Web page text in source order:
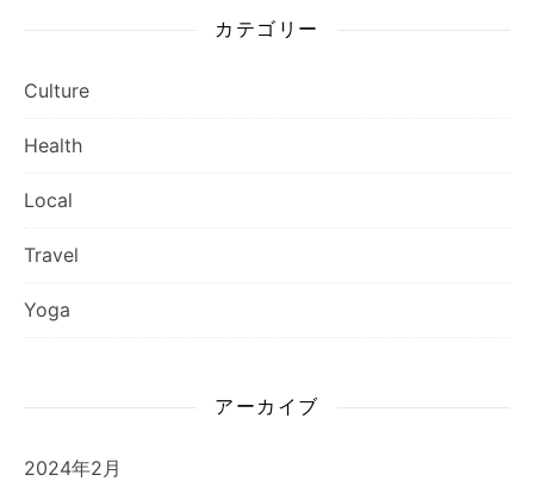
カテゴリー
Culture
Health
Local
Travel
Yoga
アーカイブ
2024年2月